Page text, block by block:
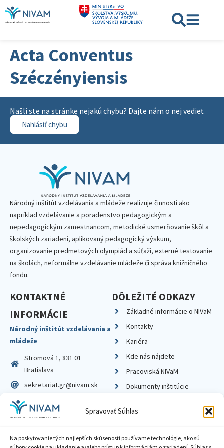
Spravovať Súhlas
Na poskytovanie tých najlepších skúseností používame technológie, ako sú
Acta Conventus
Széczényiensis
Našli ste na stránke nejakú chybu? Dajte nám o nej vedieť.
Nahlásiť chybu
Národný inštitút vzdelávania a mládeže realizuje činnosti ako
napríklad vzdelávanie a poradenstvo pedagogickým a
nepedagogickým zamestnancom, metodické usmerňovanie škôl a
školských zariadení, aplikovaný pedagogický výskum,
organizovanie predmetových olympiád a súťaží, externé testovanie
na školách, neformálne vzdelávanie mládeže či správa knižničného
fondu.
KONTAKTNÉ
INFORMÁCIE
Národný inštitút vzdelávania a
mládeže
Stromová 1, 831 01
Bratislava
sekretariat.gr@nivam.sk
IČO: 00164348
DIČ: 2020798714
DÔLEŽITÉ ODKAZY
Základné informácie o NIVaM
Kontakty
Kariéra
Kde nás nájdete
Pracoviská NIVaM
Dokumenty inštitúcie